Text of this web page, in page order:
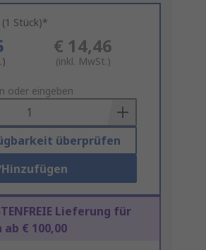
Stück)*
€ 14,46
(inkl. MwSt.)
oder eingeben
überprüfen
Hinzufügen
Lieferung für
€ 100,00